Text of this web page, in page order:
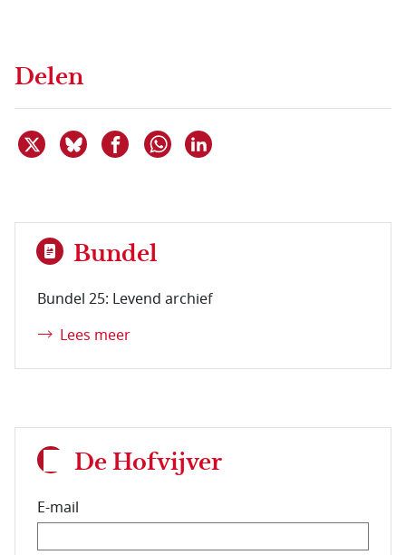
Delen
Deel dit item op X
Deel dit item op Bluesky
Deel dit item op Facebook
Delen via WhatsApp
Bundel
Bundel 25: Levend archief
Lees meer
De Hofvijver
E-mail